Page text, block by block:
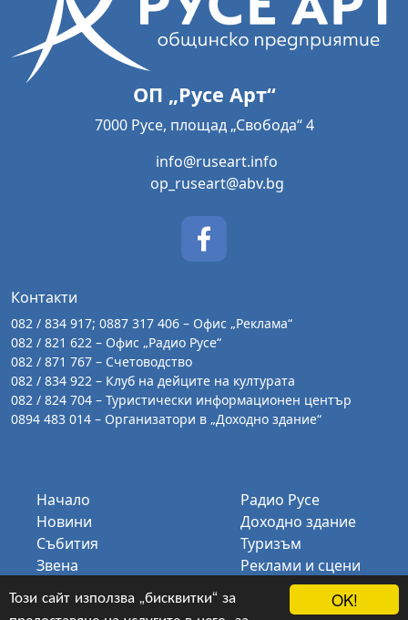
OK!
Този сайт използва „бисквитки“ за
ОП „Русе Арт“
7000 Русе, площад „Свобода“ 4
info@ruseart.info
op_ruseart@abv.bg
Контакти
082 / 834 917; 0887 317 406 – Офис „Реклама“
082 / 821 622 – Офис „Радио Русе“
082 / 871 767 – Счетоводство
082 / 834 922 – Клуб на дейците на културата
082 / 824 704 – Туристически информационен център
0894 483 014 – Организатори в „Доходно здание“
Начало
Новини
Събития
Звена
За нас
Радио Русе
Доходно здание
Туризъм
Реклами и сцени
Биг Бенд Русе